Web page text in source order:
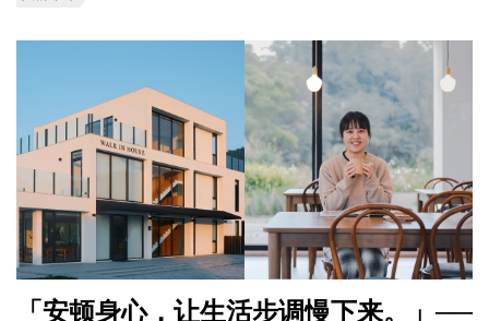
「安顿身心，让生活步调慢下来。」──